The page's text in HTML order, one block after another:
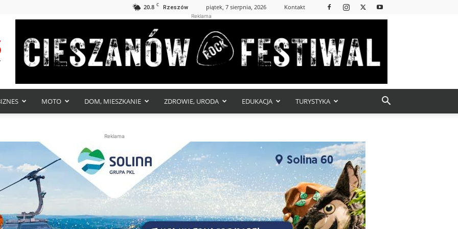
20.8 C Rzeszów piątek, 7 sierpnia, 2026 Kontakt
Reklama
MOTO DOM, MIESZKANIE ZDROWIE, URODA EDUKACJA TURYSTYKA
Reklama